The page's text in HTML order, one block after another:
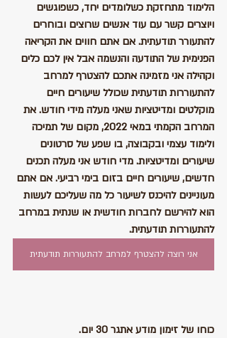
הלימוד מתחזקת כשלומדים יחד, כשפוגשים
ויוצרים קשר עם עוד אנשים שרוצים ובוחרים
להתעורר תודעתית. אם אתם חווים את הקריאה
הפנימית של התודעה והנשמה אבל אין לכם כלים
וקהילה אני מזמינה אתכם להצטרף למרחב
להתעוררות תודעתית שכולל שיעורים חיים
מוקלטים ומדיטציות שאני מעלה מידי חודש. את
המרחב הקמתי במאי 2022, מקום של תמיכה
ולימוד עצמי ובקבוצה, בו שפע של סרטונים
שיעורים ומדיטציות. מדי חודש אני מעלה תכנים
חדשים, שיעורים חיים בזום בימי רביעי. אם אתם
מעוניינים להיכנס לשיעור כל מה שעליכם לעשות
הוא להירשם לחברות חודשית או שנתית במרחב
להתעוררות תודעתית.
אני רוצה להצטרף למרחב להתעוררות תודעתית
כוחו של זימון מודע אתגר 30 יום.